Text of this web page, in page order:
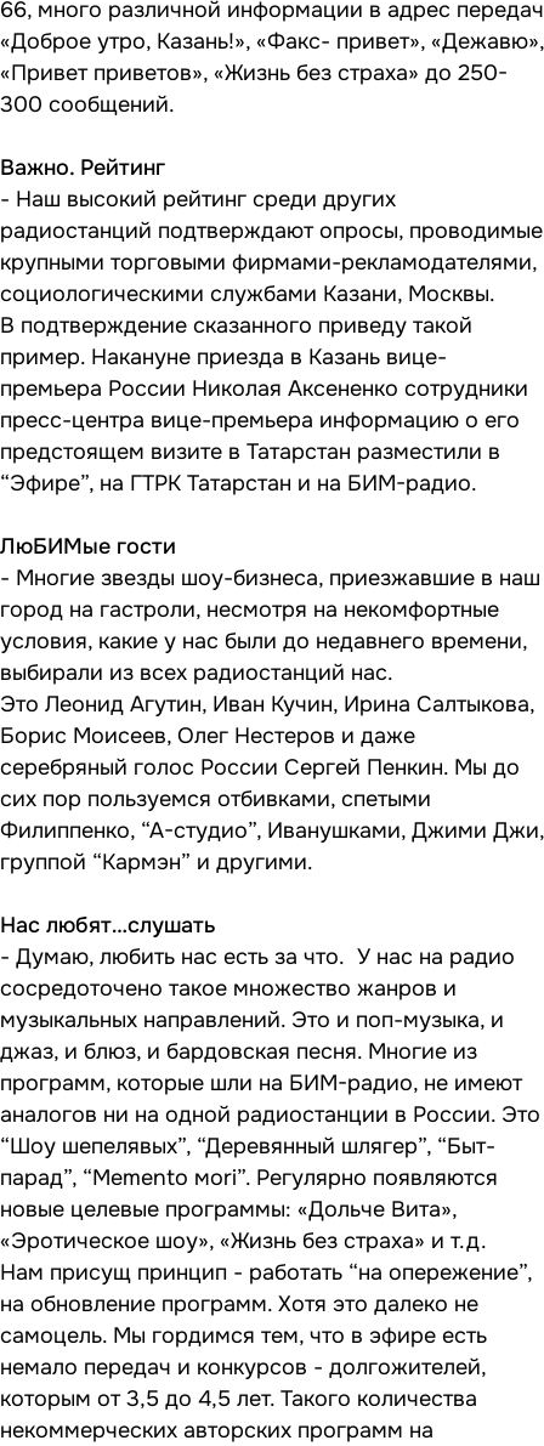
66, много различной информации в адрес передач
«Доброе утро, Казань!», «Факс- привет», «Дежавю»,
«Привет приветов», «Жизнь без страха» до 250-
300 сообщений.
Важно. Рейтинг
- Наш высокий рейтинг среди других
радиостанций подтверждают опросы, проводимые
крупными торговыми фирмами-рекламодателями,
социологическими службами Казани, Москвы.
В подтверждение сказанного приведу такой
пример. Накануне приезда в Казань вице-
премьера России Николая Аксененко сотрудники
пресс-центра вице-премьера информацию о его
предстоящем визите в Татарстан разместили в
“Эфире”, на ГТРК Татарстан и на БИМ-радио.
ЛюБИМые гости
- Многие звезды шоу-бизнеса, приезжавшие в наш
город на гастроли, несмотря на некомфортные
условия, какие у нас были до недавнего времени,
выбирали из всех радиостанций нас.
Это Леонид Агутин, Иван Кучин, Ирина Салтыкова,
Борис Моисеев, Олег Нестеров и даже
серебряный голос России Сергей Пенкин. Мы до
сих пор пользуемся отбивками, спетыми
Филиппенко, “А-студио”, Иванушками, Джими Джи,
группой “Кармэн” и другими.
Нас любят…слушать
- Думаю, любить нас есть за что. У нас на радио
сосредоточено такое множество жанров и
музыкальных направлений. Это и поп-музыка, и
джаз, и блюз, и бардовская песня. Многие из
программ, которые шли на БИМ-радио, не имеют
аналогов ни на одной радиостанции в России. Это
“Шоу шепелявых”, “Деревянный шлягер”, “Быт-
парад”, “Mеmento мori”. Регулярно появляются
новые целевые программы: «Дольче Вита»,
«Эротическое шоу», «Жизнь без страха» и т.д.
Нам присущ принцип - работать “на опережение”,
на обновление программ. Хотя это далеко не
самоцель. Мы гордимся тем, что в эфире есть
немало передач и конкурсов - долгожителей,
которым от 3,5 до 4,5 лет. Такого количества
некоммерческих авторских программ на